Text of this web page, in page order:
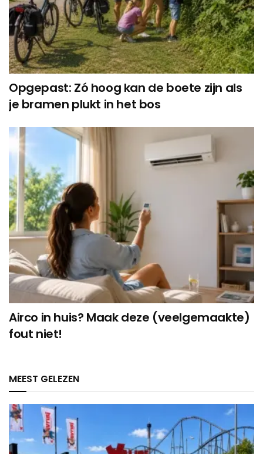
Opgepast: Zó hoog kan de boete zijn als
je bramen plukt in het bos
Airco in huis? Maak deze (veelgemaakte)
fout niet!
MEEST GELEZEN